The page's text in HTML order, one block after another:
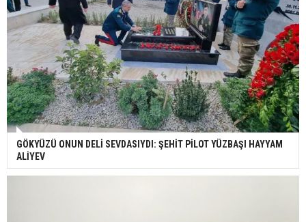
GÖKYÜZÜ ONUN DELİ SEVDASIYDI: ŞEHİT PİLOT YÜZBAŞI HAYYAM
ALİYEV